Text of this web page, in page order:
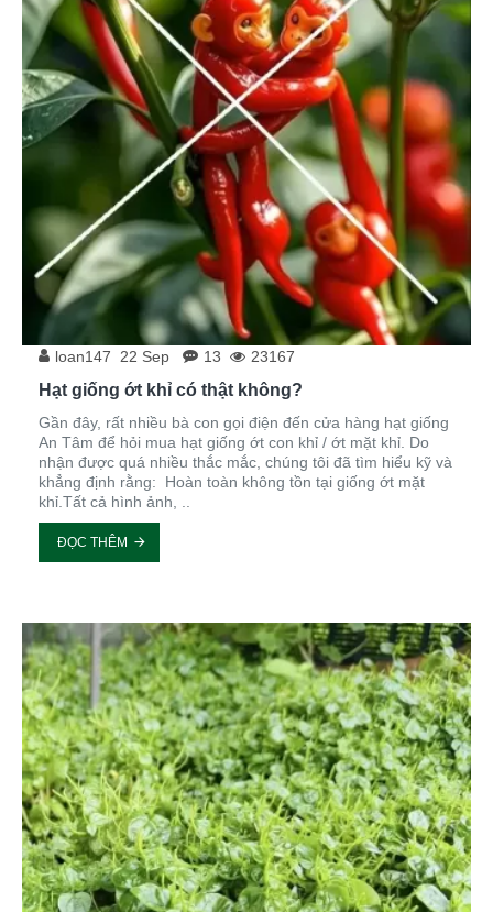
loan147 22 Sep 13 23167
Hạt giống ớt khỉ có thật không?
Gần đây, rất nhiều bà con gọi điện đến cửa hàng hạt giống
An Tâm để hỏi mua hạt giống ớt con khỉ / ớt mặt khỉ. Do
nhận được quá nhiều thắc mắc, chúng tôi đã tìm hiểu kỹ và
khẳng định rằng: Hoàn toàn không tồn tại giống ớt mặt
khỉ.Tất cả hình ảnh, ..
ĐỌC THÊM